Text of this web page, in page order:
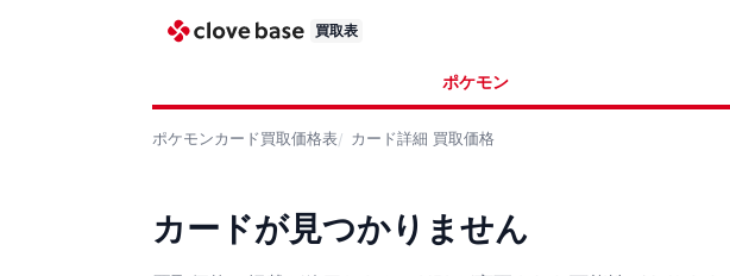
買取表
ポケモン
ポケモンカード買取価格表 カード詳細 買取価格
カードが見つかりません